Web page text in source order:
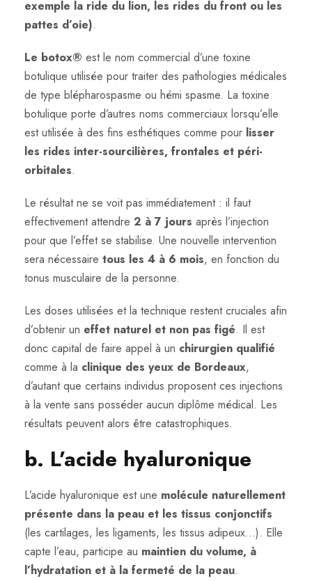
exemple la ride du lion, les rides du front ou les
pattes d’oie).
Le botox® est le nom commercial d’une toxine
botulique utilisée pour traiter des pathologies médicales
de type blépharospasme ou hémi spasme. La toxine
botulique porte d’autres noms commerciaux lorsqu’elle
est utilisée à des fins esthétiques comme pour lisser
les rides inter-sourcilières, frontales et péri-
orbitales.
Le résultat ne se voit pas immédiatement : il faut
effectivement attendre 2 à 7 jours après l’injection
pour que l’effet se stabilise. Une nouvelle intervention
sera nécessaire tous les 4 à 6 mois, en fonction du
tonus musculaire de la personne.
Les doses utilisées et la technique restent cruciales afin
d’obtenir un effet naturel et non pas figé. Il est
donc capital de faire appel à un chirurgien qualifié
comme à la clinique des yeux de Bordeaux,
d’autant que certains individus proposent ces injections
à la vente sans posséder aucun diplôme médical. Les
résultats peuvent alors être catastrophiques.
b. L’acide hyaluronique
L’acide hyaluronique est une molécule naturellement
présente dans la peau et les tissus conjonctifs
(les cartilages, les ligaments, les tissus adipeux…). Elle
capte l’eau, participe au maintien du volume, à
l’hydratation et à la fermeté de la peau.